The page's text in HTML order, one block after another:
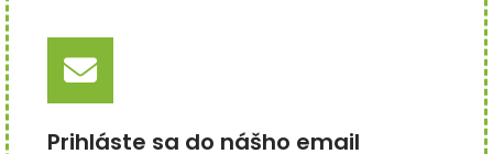
Prihláste sa do nášho email